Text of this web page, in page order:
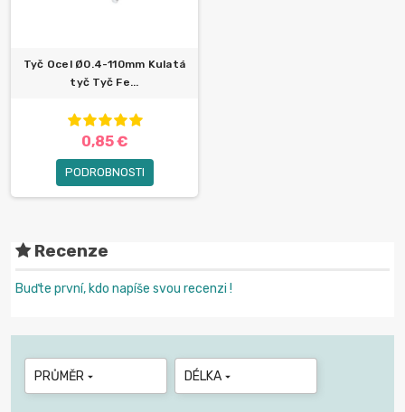
Tyč Ocel Ø0.4-110mm Kulatá
tyč Tyč Fe...
0,85 €
PODROBNOSTI
Recenze
Buďte první, kdo napíše svou recenzi !
PRŮMĚR  DÉLKA 